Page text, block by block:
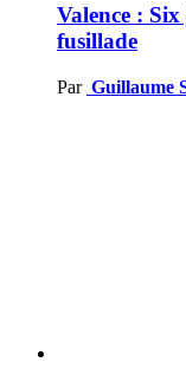
Valence : Six
fusillade
Par Guillaume